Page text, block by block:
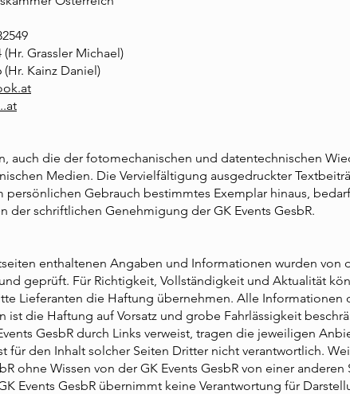
Grassler Michael)
(Hr. Kainz Daniel)
auch die der fotomechanischen und datentechnischen
Medien. Die Vervielfältigung ausgedruckter
persönlichen Gebrauch bestimmtes Exemplar hinaus,
der schriftlichen Genehmigung der GK Events GesbR.
enthaltenen Angaben und Informationen wurden von
geprüft. Für Richtigkeit, Vollständigkeit und Aktualität
Lieferanten die Haftung übernehmen. Alle Informationen
ist die Haftung auf Vorsatz und grobe Fahrlässigkeit
GesbR durch Links verweist, tragen die jeweiligen
für den Inhalt solcher Seiten Dritter nicht verantwortlich.
ohne Wissen von der GK Events GesbR von einer
Events GesbR übernimmt keine Verantwortung für